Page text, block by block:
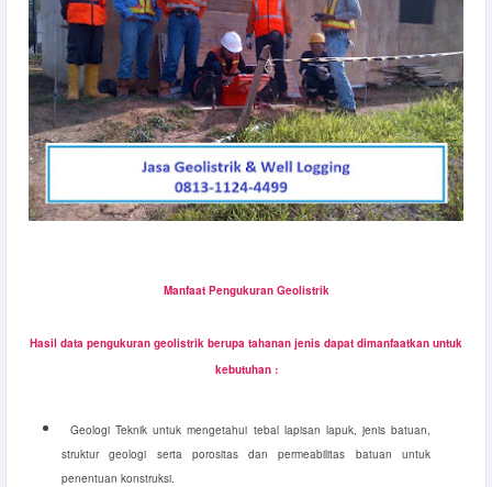
Manfaat Pengukuran Geolistrik
Hasil data pengukuran geolistrik berupa tahanan jenis dapat dimanfaatkan untuk
kebutuhan :
Geologi Teknik untuk mengetahui tebal lapisan lapuk, jenis batuan,
struktur geologi serta porositas dan permeabilitas batuan untuk
penentuan konstruksi.